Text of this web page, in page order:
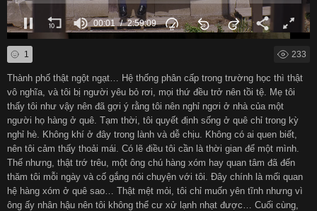
Indonesia Filipino
हिन्दी Español
Italiano Nederlands
Английский
00:01 2:59:09
1 233
Thành phố thật ngột ngạt… Hệ thống phân cấp trong trường học thì thật
vô nghĩa, và tôi bị người yêu bỏ rơi, mọi thứ đều trở nên tồi tệ. Mẹ tôi
thấy tôi như vậy nên đã gợi ý rằng tôi nên nghỉ ngơi ở nhà của một
người họ hàng ở quê. Tạm thời, tôi quyết định sống ở quê chỉ trong kỳ
nghỉ hè. Không khí ở đây trong lành và dễ chịu. Không có ai quen biết,
nên tôi cảm thấy thoải mái. Có lẽ điều tôi cần là thời gian để một mình.
Thế nhưng, thật trớ trêu, một ông chú hàng xóm hay quan tâm đã đến
thăm tôi mỗi ngày và cố gắng nói chuyện với tôi. Đây chính là mối quan
hệ hàng xóm ở quê sao… Thật mệt mỏi, tôi chỉ muốn yên tĩnh nhưng vì
ông ấy nhân hậu nên tôi không thể cư xử lạnh nhạt được… Cuối cùng,